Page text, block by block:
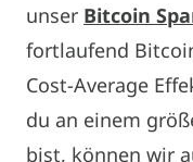
unser Bitcoin
fortlaufend
Cost-Average
du an einem
bist, können wir